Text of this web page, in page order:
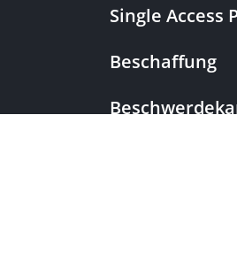
Single Access
Beschaffung